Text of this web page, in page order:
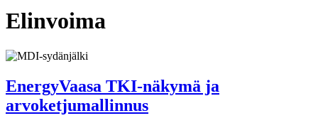
Elinvoima
EnergyVaasa TKI-näkymä ja
arvoketjumallinnus